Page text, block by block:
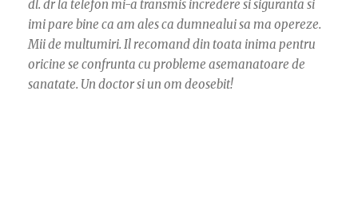
dl. dr la telefon mi-a transmis incredere si siguranta si
imi pare bine ca am ales ca dumnealui sa ma opereze.
Mii de multumiri. Il recomand din toata inima pentru
oricine se confrunta cu probleme asemanatoare de
sanatate. Un doctor si un om deosebit!